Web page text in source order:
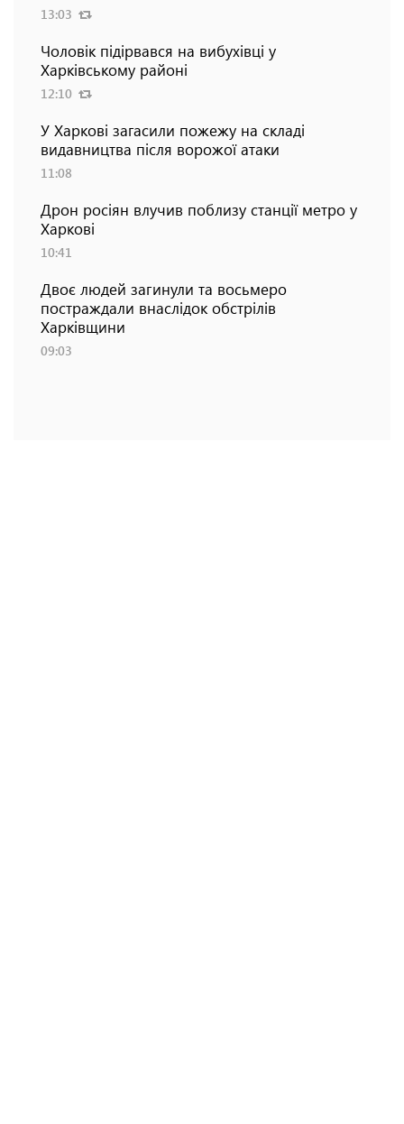
13:03
Чоловік підірвався на вибухівці у
Харківському районі
12:10
У Харкові загасили пожежу на складі
видавництва після ворожої атаки
11:08
Дрон росіян влучив поблизу станції метро у
Харкові
10:41
Двоє людей загинули та восьмеро
постраждали внаслідок обстрілів
Харківщини
09:03